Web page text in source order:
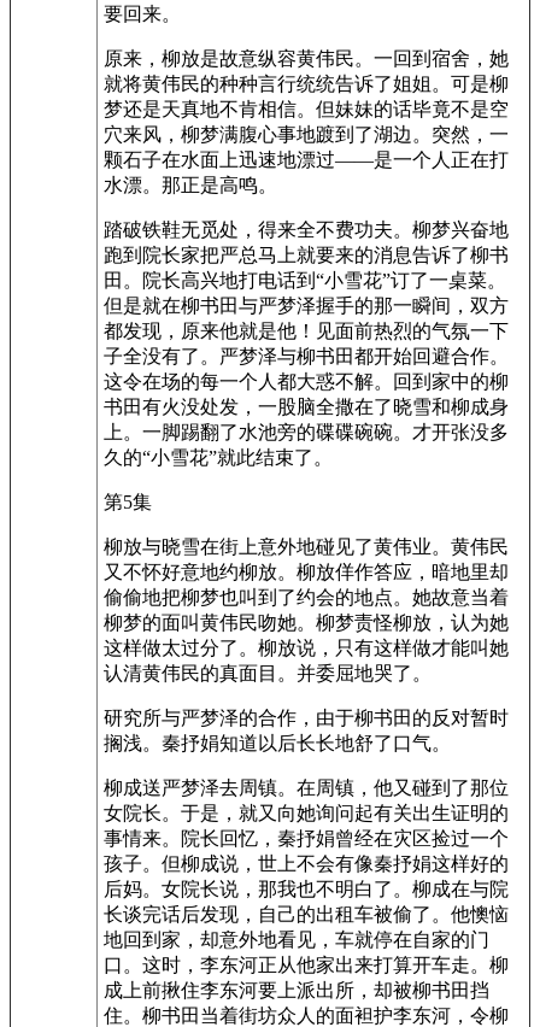
要回来。
原来，柳放是故意纵容黄伟民。一回到宿舍，她
就将黄伟民的种种言行统统告诉了姐姐。可是柳
梦还是天真地不肯相信。但妹妹的话毕竟不是空
穴来风，柳梦满腹心事地踱到了湖边。突然，一
颗石子在水面上迅速地漂过——是一个人正在打
水漂。那正是高鸣。
踏破铁鞋无觅处，得来全不费功夫。柳梦兴奋地
跑到院长家把严总马上就要来的消息告诉了柳书
田。院长高兴地打电话到“小雪花”订了一桌菜。
但是就在柳书田与严梦泽握手的那一瞬间，双方
都发现，原来他就是他！见面前热烈的气氛一下
子全没有了。严梦泽与柳书田都开始回避合作。
这令在场的每一个人都大惑不解。回到家中的柳
书田有火没处发，一股脑全撒在了晓雪和柳成身
上。一脚踢翻了水池旁的碟碟碗碗。才开张没多
久的“小雪花”就此结束了。
第5集
柳放与晓雪在街上意外地碰见了黄伟业。黄伟民
又不怀好意地约柳放。柳放佯作答应，暗地里却
偷偷地把柳梦也叫到了约会的地点。她故意当着
柳梦的面叫黄伟民吻她。柳梦责怪柳放，认为她
这样做太过分了。柳放说，只有这样做才能叫她
认清黄伟民的真面目。并委屈地哭了。
研究所与严梦泽的合作，由于柳书田的反对暂时
搁浅。秦抒娟知道以后长长地舒了口气。
柳成送严梦泽去周镇。在周镇，他又碰到了那位
女院长。于是，就又向她询问起有关出生证明的
事情来。院长回忆，秦抒娟曾经在灾区捡过一个
孩子。但柳成说，世上不会有像秦抒娟这样好的
后妈。女院长说，那我也不明白了。柳成在与院
长谈完话后发现，自己的出租车被偷了。他懊恼
地回到家，却意外地看见，车就停在自家的门
口。这时，李东河正从他家出来打算开车走。柳
成上前揪住李东河要上派出所，却被柳书田挡
住。柳书田当着街坊众人的面袒护李东河，令柳